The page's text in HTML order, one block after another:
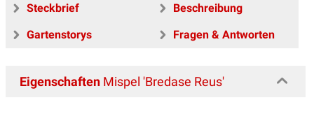
Steckbrief
Beschreibung
Gartenstorys
Fragen & Antworten
Eigenschaften Mispel 'Bredase Reus'